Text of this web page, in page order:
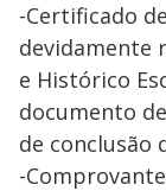
-Certificado
devidamente
e Histórico
documento
de conclusão
-